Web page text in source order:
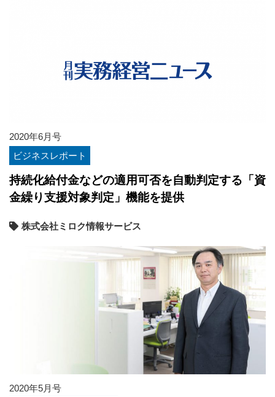
2020年6月号
ビジネスレポート
持続化給付金などの適用可否を自動判定する「資
金繰り支援対象判定」機能を提供
株式会社ミロク情報サービス
2020年5月号